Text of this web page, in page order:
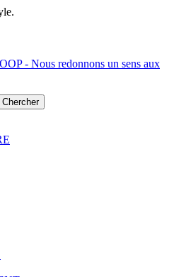
- Nous redonnons un sens aux